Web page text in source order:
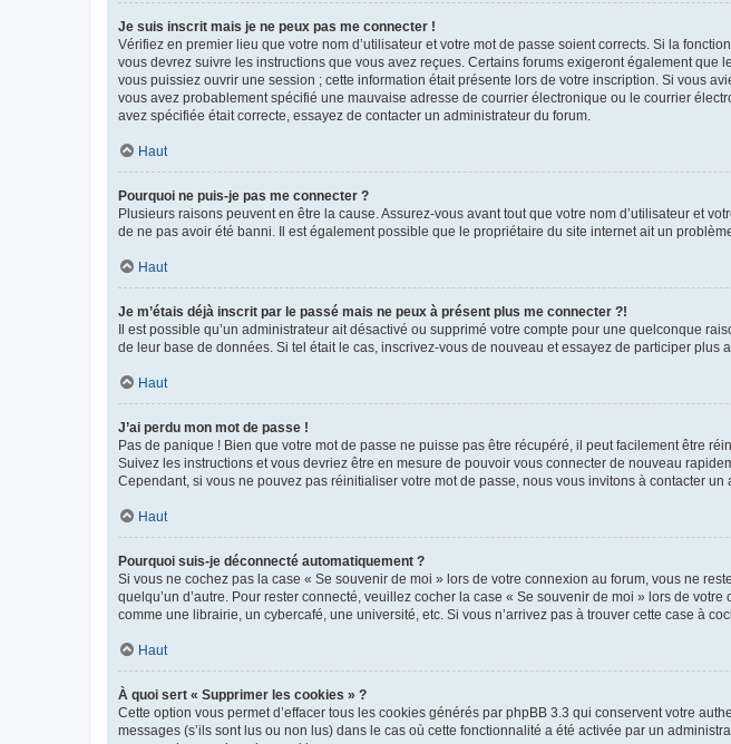
Je suis inscrit mais je ne peux pas me connecter !
Vérifiez en premier lieu que votre nom d’utilisateur et votre mot de passe soient corrects. Si la
vous devrez suivre les instructions que vous avez reçues. Certains forums exigeront également
vous puissiez ouvrir une session ; cette information était présente lors de votre inscription. Si vous
vous avez probablement spécifié une mauvaise adresse de courrier électronique ou le courrier
avez spécifiée était correcte, essayez de contacter un administrateur du forum.
Haut
Pourquoi ne puis-je pas me connecter ?
Plusieurs raisons peuvent en être la cause. Assurez-vous avant tout que votre nom d’utilisateur et
de ne pas avoir été banni. Il est également possible que le propriétaire du site internet ait un
Haut
Je m’étais déjà inscrit par le passé mais ne peux à présent plus me connecter ?!
Il est possible qu’un administrateur ait désactivé ou supprimé votre compte pour une quelconque
de leur base de données. Si tel était le cas, inscrivez-vous de nouveau et essayez de participer plus
Haut
J’ai perdu mon mot de passe !
Pas de panique ! Bien que votre mot de passe ne puisse pas être récupéré, il peut facilement être
Suivez les instructions et vous devriez être en mesure de pouvoir vous connecter de nouveau
Cependant, si vous ne pouvez pas réinitialiser votre mot de passe, nous vous invitons à contacter un
Haut
Pourquoi suis-je déconnecté automatiquement ?
Si vous ne cochez pas la case « Se souvenir de moi » lors de votre connexion au forum, vous ne
quelqu’un d’autre. Pour rester connecté, veuillez cocher la case « Se souvenir de moi » lors de
comme une librairie, un cybercafé, une université, etc. Si vous n’arrivez pas à trouver cette case à
Haut
À quoi sert « Supprimer les cookies » ?
Cette option vous permet d’effacer tous les cookies générés par phpBB 3.3 qui conservent votre
messages (s’ils sont lus ou non lus) dans le cas où cette fonctionnalité a été activée par un